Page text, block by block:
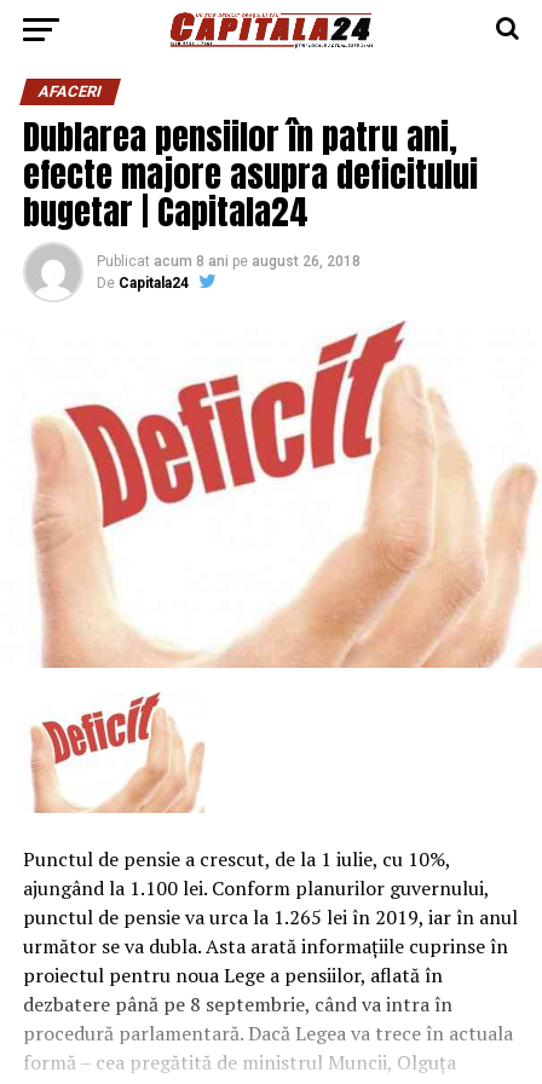
AFACERI
Dublarea pensiilor în patru ani,
efecte majore asupra deficitului
bugetar | Capitala24
Publicat acum 8 ani pe august 26, 2018
De Capitala24
Punctul de pensie a crescut, de la 1 iulie, cu 10%,
ajungând la 1.100 lei. Conform planurilor guvernului,
punctul de pensie va urca la 1.265 lei în 2019, iar în anul
următor se va dubla. Asta arată informaţiile cuprinse în
proiectul pentru noua Lege a pensiilor, aflată în
dezbatere până pe 8 septembrie, când va intra în
procedură parlamentară. Dacă Legea va trece în actuala
formă – cea pregătită de ministrul Muncii, Olguţa